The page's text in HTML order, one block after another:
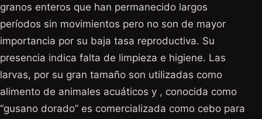
granos enteros que han permanecido largos
períodos sin movimientos pero no son de mayor
importancia por su baja tasa reproductiva. Su
presencia indica falta de limpieza e higiene. Las
larvas, por su gran tamaño son utilizadas como
alimento de animales acuáticos y , conocida como
“gusano dorado” es comercializada como cebo para